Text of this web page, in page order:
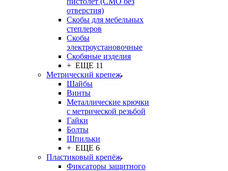
отверстия)
Скобы для мебельных
степлеров
Скобы
электроустановочные
Скобяные изделия
+ ЕЩЕ 11
Метрический крепеж
Шайбы
Винты
Металлические крючки
с метрической резьбой
Гайки
Болты
Шпильки
+ ЕЩЕ 6
Пластиковый крепёж
Фиксаторы защитного